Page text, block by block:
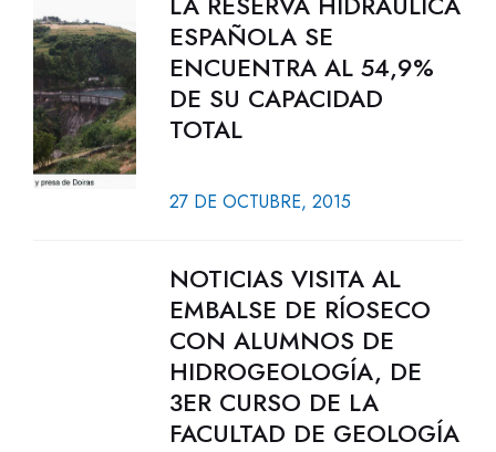
ESPAÑOLA SE
ENCUENTRA AL 54,9%
DE SU CAPACIDAD
TOTAL
27 DE OCTUBRE, 2015
NOTICIAS VISITA AL
EMBALSE DE RÍOSECO
CON ALUMNOS DE
HIDROGEOLOGÍA, DE
3ER CURSO DE LA
FACULTAD DE GEOLOGÍA